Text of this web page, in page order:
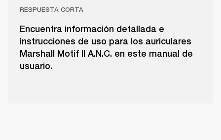
RESPUESTA CORTA
Encuentra información detallada e
instrucciones de uso para los auriculares
Marshall Motif II A.N.C. en este manual de
usuario.